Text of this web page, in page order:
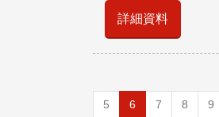
詳細資料
5 6 7 8 9